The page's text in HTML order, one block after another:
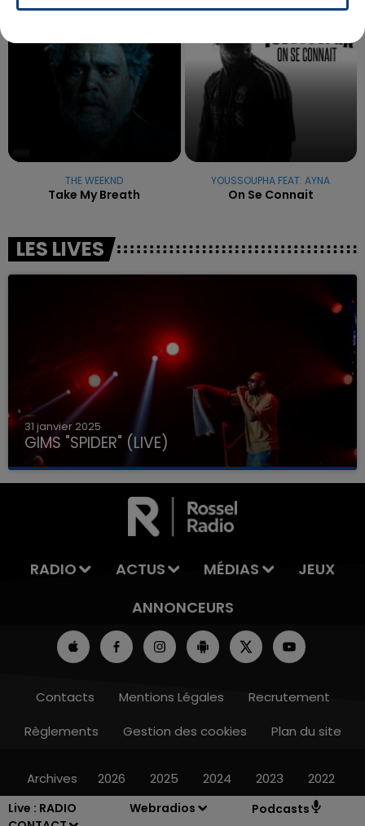
Live : RADIO
Webradios Podcasts
18h16
18h16
THE WEEKND
Take My Breath
18h09
18h09
YOUSSOUPHA FEAT. AYNA
On Se Connait
LES LIVES
31 janvier 2025
GIMS "SPIDER" (LIVE)
RADIO ACTUS MÉDIAS
JEUX
ANNONCEURS
Contacts Mentions Légales
Recrutement
Règlements
Gestion des cookies Plan du site
Archives 2026 2025 2024 2023 2022